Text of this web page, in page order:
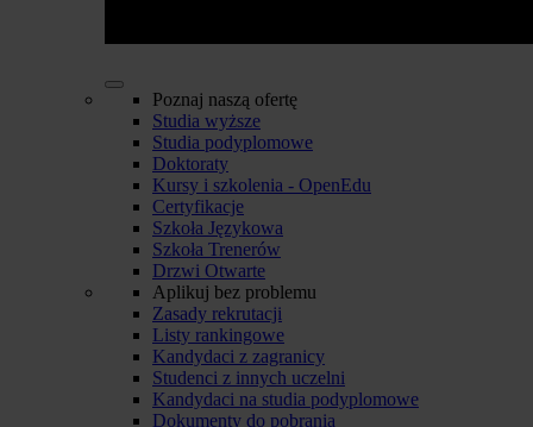
Poznaj naszą ofertę
Studia wyższe
Studia podyplomowe
Doktoraty
Kursy i szkolenia - OpenEdu
Certyfikacje
Szkoła Językowa
Szkoła Trenerów
Drzwi Otwarte
Aplikuj bez problemu
Zasady rekrutacji
Listy rankingowe
Kandydaci z zagranicy
Studenci z innych uczelni
Kandydaci na studia podyplomowe
Dokumenty do pobrania